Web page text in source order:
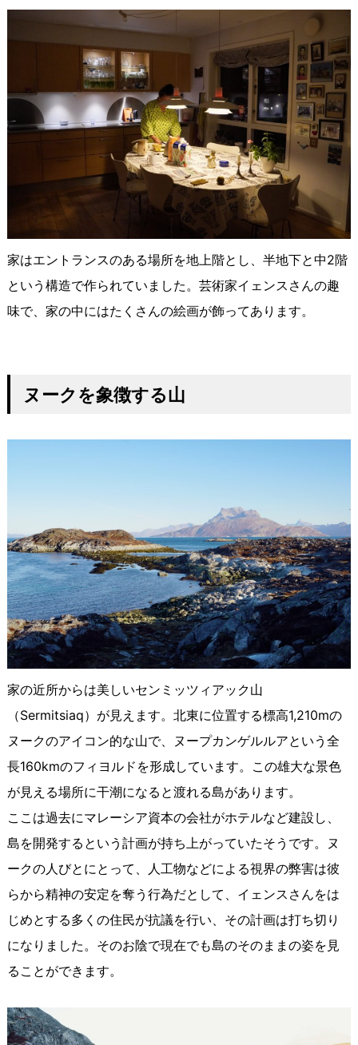
家はエントランスのある場所を地上階とし、半地下と中2階
という構造で作られていました。芸術家イェンスさんの趣
味で、家の中にはたくさんの絵画が飾ってあります。
ヌークを象徴する山
家の近所からは美しいセンミッツィアック山
（Sermitsiaq）が見えます。北東に位置する標高1,210mの
ヌークのアイコン的な山で、ヌープカンゲルルアという全
長160kmのフィヨルドを形成しています。この雄大な景色
が見える場所に干潮になると渡れる島があります。
ここは過去にマレーシア資本の会社がホテルなど建設し、
島を開発するという計画が持ち上がっていたそうです。ヌ
ークの人びとにとって、人工物などによる視界の弊害は彼
らから精神の安定を奪う行為だとして、イェンスさんをは
じめとする多くの住民が抗議を行い、その計画は打ち切り
になりました。そのお陰で現在でも島のそのままの姿を見
ることができます。